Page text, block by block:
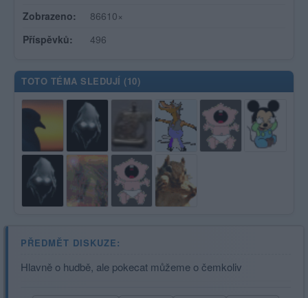
Zobrazeno:
86610×
Příspěvků:
496
TOTO TÉMA SLEDUJÍ (10)
PŘEDMĚT DISKUZE:
Hlavně o hudbě, ale pokecat můžeme o čemkoliv